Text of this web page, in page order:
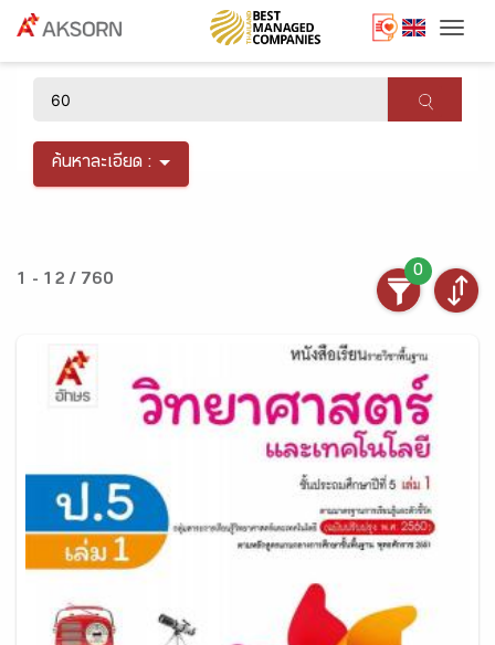
ค้นหาละเอียด :
1 - 12 / 760
0